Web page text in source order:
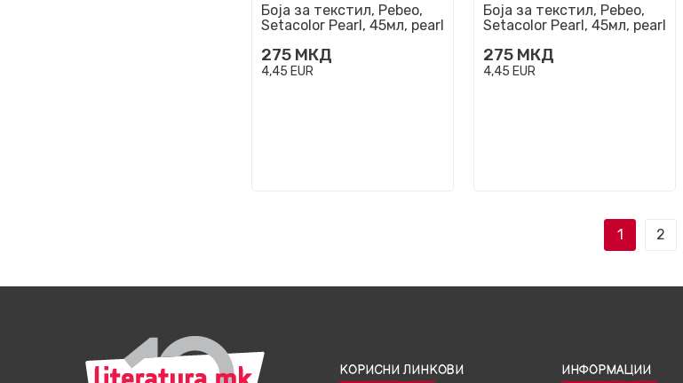
Боја за текстил, Pebeo,
Setacolor Pearl, 45мл, pearl
275 МКД
4,45 EUR
Боја за текстил, Pebeo,
Setacolor Pearl, 45мл, pearl
275 МКД
4,45 EUR
1 2
КОРИСНИ ЛИНКОВИ ИНФОРМАЦИИ